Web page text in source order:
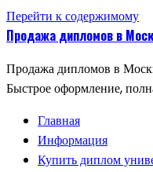
Перейти к содержимому
Продажа дипломов в
Продажа дипломов в
Быстрое оформление,
Главная
Информация
Купить диплом